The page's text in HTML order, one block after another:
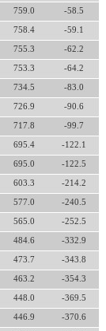
759.0 -58.5
758.4 -59.1
755.3 -62.2
753.3 -64.2
734.5 -83.0
726.9 -90.6
717.8 -99.7
695.4 -122.1
695.0 -122.5
603.3 -214.2
577.0 -240.5
565.0 -252.5
484.6 -332.9
473.7 -343.8
463.2 -354.3
448.0 -369.5
446.9 -370.6